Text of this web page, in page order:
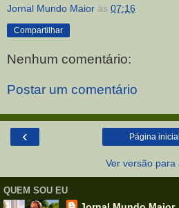
Jornal Mundo Maior às 07:16
Compartilhar
Nenhum comentário:
Postar um comentário
‹ Página inicial
Ver versão para
QUEM SOU EU